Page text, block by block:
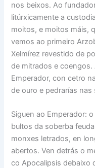
nos beixos. Ao
litúrxicamente a
moitos, e moitos máis,
vemos ao primeiro
Xelmírez revestido de
de mitrados e
Emperador, con cetro
de ouro e pedrarías nas
Siguen ao Emperador:
bultos da soberba
monxes letrados, en
abertos. Ven detrás o
co Apocalipsis debaixo